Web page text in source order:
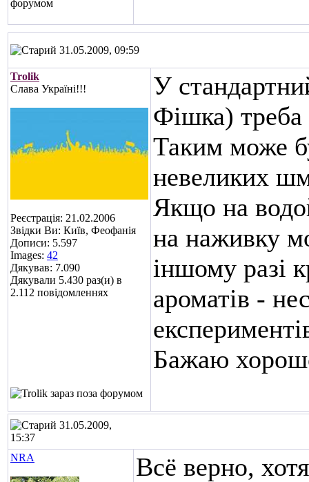
31.05.2009, 09:59
Trolik
Слава Україні!!!
Реєстрація: 21.02.2006
Звідки Ви: Київ, Феофанія
Дописи: 5.597
Images: 42
Дякував: 7.090
Дякували 5.430 раз(и) в
2.112 повідомленнях
У
Фішка) треба
Таким може
невеликих
Якщо на
на наживку
іншому разі
ароматів -
Бажаю
31.05.2009,
15:37
NRA
Всё верно,